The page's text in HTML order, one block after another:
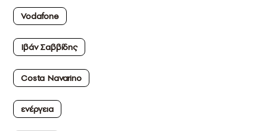
Vodafone
Ιβάν Σαββίδης
Costa Navarino
ενέργεια